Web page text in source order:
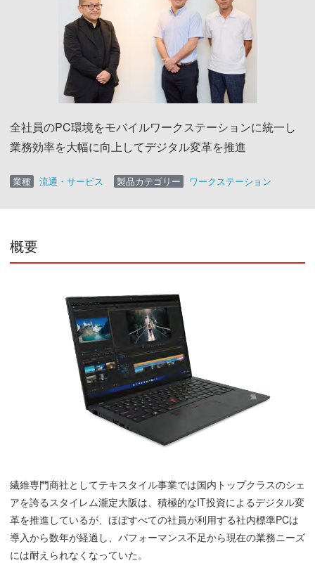
全社員のPC環境をモバイルワークステーションに統一し
業務効率を大幅に向上してデジタル変革を推進
業種 流通・サービス 製品カテゴリー ワークステーション
概要
繊維専門商社としてテキスタイル事業では国内トップクラスのシェ
アを誇るスタイレム瀧定大阪は、積極的なIT投資によるデジタル変
革を推進しているが、ほぼすべての社員が利用する社内標準PCは
導入から数年が経過し、パフォーマンス不足から現在の業務ニーズ
には耐えられなくなっていた。